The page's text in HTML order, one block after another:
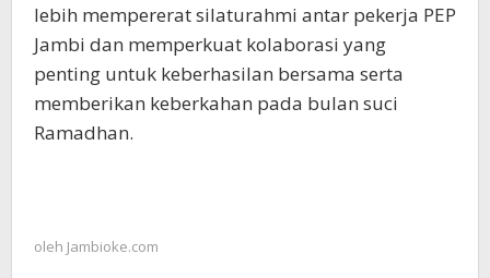
lebih mempererat silaturahmi antar pekerja PEP
Jambi dan memperkuat kolaborasi yang
penting untuk keberhasilan bersama serta
memberikan keberkahan pada bulan suci
Ramadhan.
oleh Jambioke.com